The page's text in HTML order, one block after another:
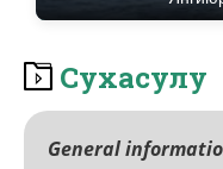
Сухасулу
General